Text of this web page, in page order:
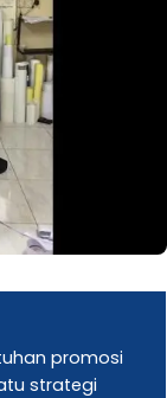
promosi
strategi